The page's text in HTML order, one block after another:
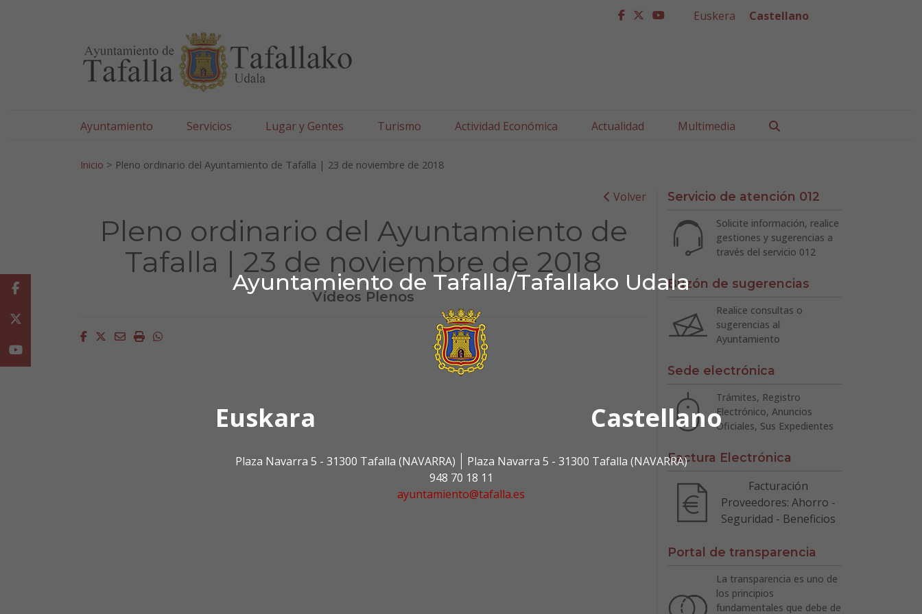
Ayuntamiento de Tafalla/Tafallako Udala
Euskara Castellano
Plaza Navarra 5 - 31300 Tafalla (NAVARRA)
Plaza Navarra 5 - 31300 Tafalla (NAVARRA)
948 70 18 11
ayuntamiento@tafalla.es
facebook
twitter
youtube
Euskera Castellano
Ayuntamiento Servicios Lugar y Gentes Turismo Actividad Económica Actualidad Multimedia
Inicio > Pleno ordinario del Ayuntamiento de Tafalla | 23 de noviembre de 2018
Volver
Pleno ordinario del Ayuntamiento de
Tafalla | 23 de noviembre de 2018
Vídeos Plenos
Facebook
Twitter
EmailImprimirWhatsapp
Servicio de atención 012
Solicite información, realice
gestiones y sugerencias a
través del servicio 012
Buzón de sugerencias
Realice consultas o
sugerencias al
Ayuntamiento
Sede electrónica
Trámites, Registro
Electrónico, Anuncios
Oficiales, Sus Expedientes
Factura Electrónica
Facturación
Proveedores: Ahorro -
Seguridad - Beneficios
Portal de transparencia
La transparencia es uno de
los principios
fundamentales que debe de
Facebook
Youtube